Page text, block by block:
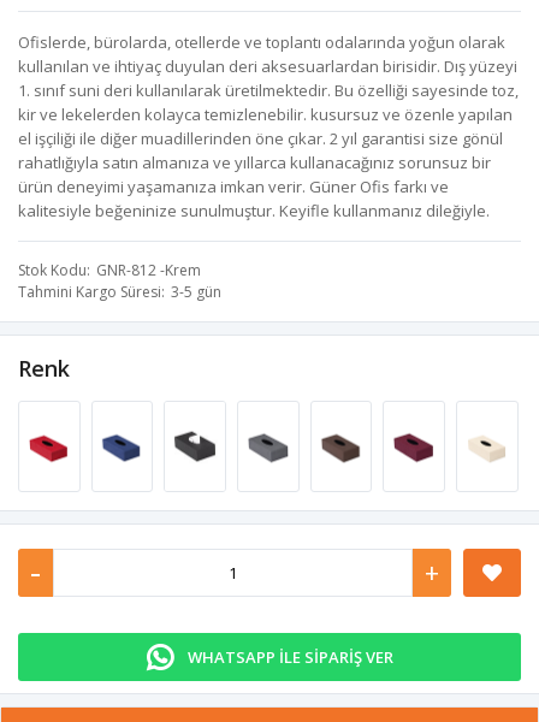
Ofislerde, bürolarda, otellerde ve toplantı odalarında yoğun olarak
kullanılan ve ihtiyaç duyulan deri aksesuarlardan birisidir. Dış yüzeyi
1. sınıf suni deri kullanılarak üretilmektedir. Bu özelliği sayesinde toz,
kir ve lekelerden kolayca temizlenebilir. kusursuz ve özenle yapılan
el işçiliği ile diğer muadillerinden öne çıkar. 2 yıl garantisi size gönül
rahatlığıyla satın almanıza ve yıllarca kullanacağınız sorunsuz bir
ürün deneyimi yaşamanıza imkan verir. Güner Ofis farkı ve
kalitesiyle beğeninize sunulmuştur. Keyifle kullanmanız dileğiyle.
Stok Kodu GNR-812 -Krem
Tahmini Kargo Süresi 3-5 gün
Renk
- +
WHATSAPP İLE SİPARİŞ VER